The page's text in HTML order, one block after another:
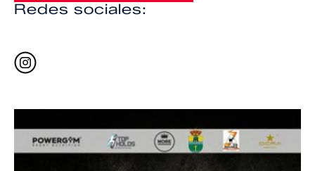
Redes sociales: